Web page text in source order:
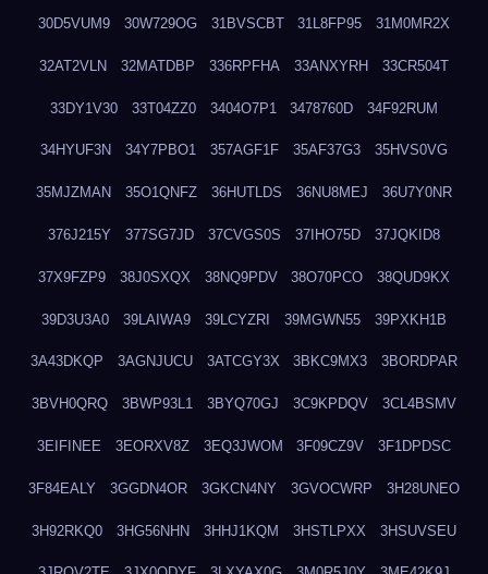
30D5VUM9 30W729OG 31BVSCBT 31L8FP95 31M0MR2X
32AT2VLN 32MATDBP 336RPFHA 33ANXYRH 33CR504T
33DY1V30 33T04ZZ0 3404O7P1 3478760D 34F92RUM
34HYUF3N 34Y7PBO1 357AGF1F 35AF37G3 35HVS0VG
35MJZMAN 35O1QNFZ 36HUTLDS 36NU8MEJ 36U7Y0NR
376J215Y 377SG7JD 37CVGS0S 37IHO75D 37JQKID8
37X9FZP9 38J0SXQX 38NQ9PDV 38O70PCO 38QUD9KX
39D3U3A0 39LAIWA9 39LCYZRI 39MGWN55 39PXKH1B
3A43DKQP 3AGNJUCU 3ATCGY3X 3BKC9MX3 3BORDPAR
3BVH0QRQ 3BWP93L1 3BYQ70GJ 3C9KPDQV 3CL4BSMV
3EIFINEE 3EORXV8Z 3EQ3JWOM 3F09CZ9V 3F1DPDSC
3F84EALY 3GGDN4OR 3GKCN4NY 3GVOCWRP 3H28UNEO
3H92RKQ0 3HG56NHN 3HHJ1KQM 3HSTLPXX 3HSUVSEU